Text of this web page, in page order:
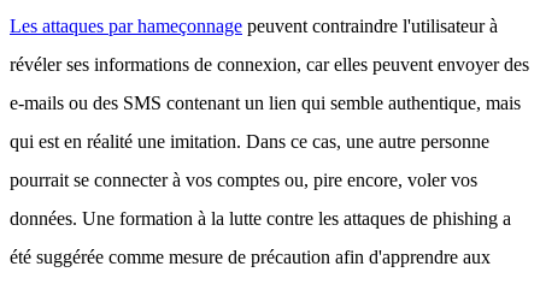
Les attaques par hameçonnage peuvent contraindre l'utilisateur à
révéler ses informations de connexion, car elles peuvent envoyer des
e-mails ou des SMS contenant un lien qui semble authentique, mais
qui est en réalité une imitation. Dans ce cas, une autre personne
pourrait se connecter à vos comptes ou, pire encore, voler vos
données. Une formation à la lutte contre les attaques de phishing a
été suggérée comme mesure de précaution afin d'apprendre aux